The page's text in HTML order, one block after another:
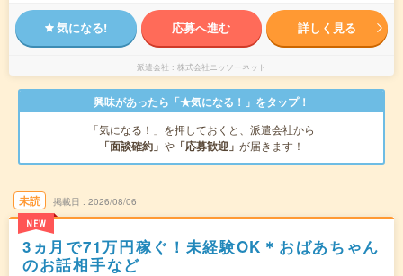
気になる! 応募へ進む 詳しく見る
派遣会社 株式会社ニッソーネット
興味があったら「★気になる！」をタップ！
「気になる！」を押しておくと、派遣会社から
「面談確約」 や 「応募歓迎」 が届きます！
未読
NEW
掲載日 2026/08/06
3ヵ月で71万円稼ぐ！未経験OK＊おばあちゃん
のお話相手など